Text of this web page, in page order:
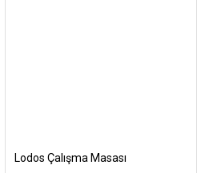
Lodos Çalışma Masası